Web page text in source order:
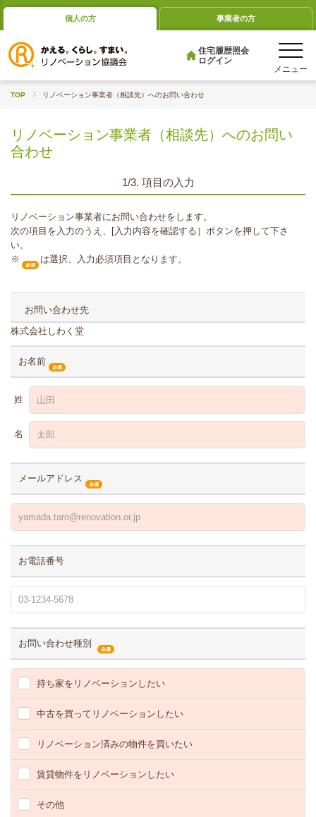
個人の方 事業者の方
住宅履歴照会
ログイン
TOP リノベーション事業者（相談先）へのお問い合わせ
リノベーション事業者（相談先）へのお問い
合わせ
1/3. 項目の入力
リノベーション事業者にお問い合わせをします。
次の項目を入力のうえ、[入力内容を確認する］ボタンを押して下さ
い。
※
は選択、入力必須項目となります。
お問い合わせ先
株式会社しわく堂
お名前
姓
名
メールアドレス
お電話番号
お問い合わせ種別
持ち家をリノベーションしたい
中古を買ってリノベーションしたい
リノベーション済みの物件を買いたい
賃貸物件をリノベーションしたい
その他